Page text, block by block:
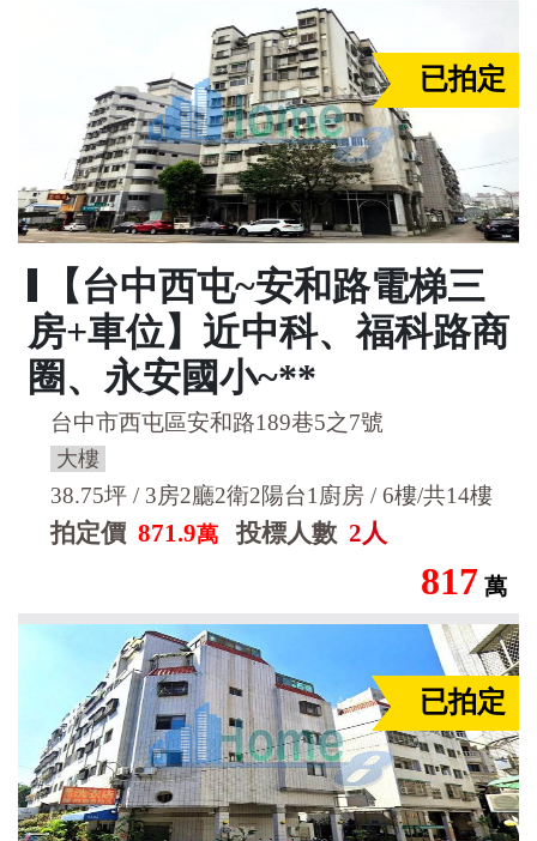
已拍定
【台中西屯~安和路電梯三
房+車位】近中科、福科路商
圈、永安國小~**
台中市西屯區安和路189巷5之7號
大樓
38.75坪 / 3房2廳2衛2陽台1廚房 / 6樓/共14樓
拍定價 871.9萬 投標人數 2人
817 萬
已拍定